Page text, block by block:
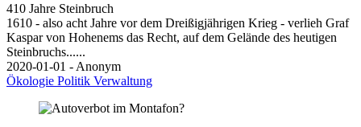
410 Jahre Steinbruch
1610 - also acht Jahre vor dem Dreißigjährigen Krieg - verlieh Graf
Kaspar von Hohenems das Recht, auf dem Gelände des heutigen
Steinbruchs......
2020-01-01 - Anonym
Ökologie Politik Verwaltung